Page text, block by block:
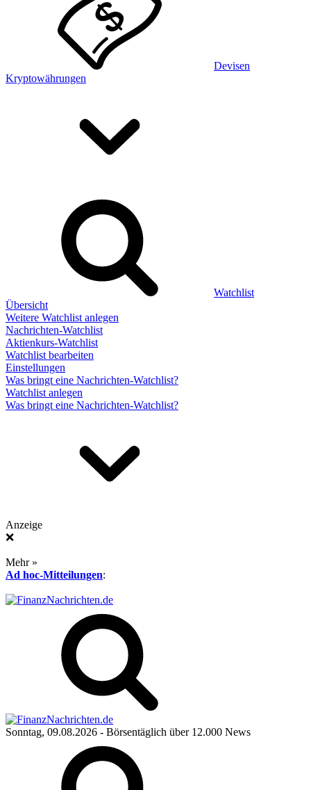
Devisen
Kryptowährungen
Watchlist
Übersicht
Weitere Watchlist anlegen
Nachrichten-Watchlist
Aktienkurs-Watchlist
Watchlist bearbeiten
Einstellungen
Was bringt eine Nachrichten-Watchlist?
Watchlist anlegen
Was bringt eine Nachrichten-Watchlist?
Anzeige
❌
Mehr »
Ad hoc-Mitteilungen:
Sonntag, 09.08.2026 - Börsentäglich über 12.000 News